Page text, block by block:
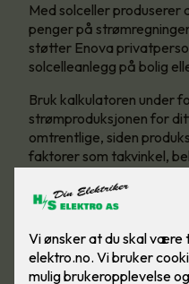
Med solceller produserer
penger på
støtter Enova
solcelleanlegg på bolig
Bruk kalkulatoren under
strømproduksjonen for
omtrentlige, siden
faktorer som takvinkel,